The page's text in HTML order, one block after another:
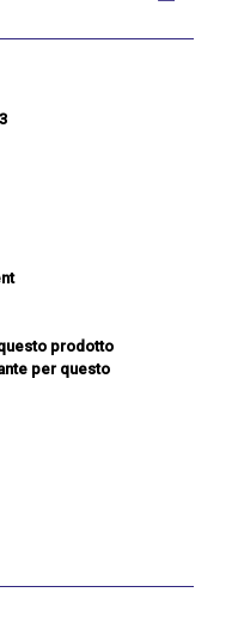
prodotto
per questo